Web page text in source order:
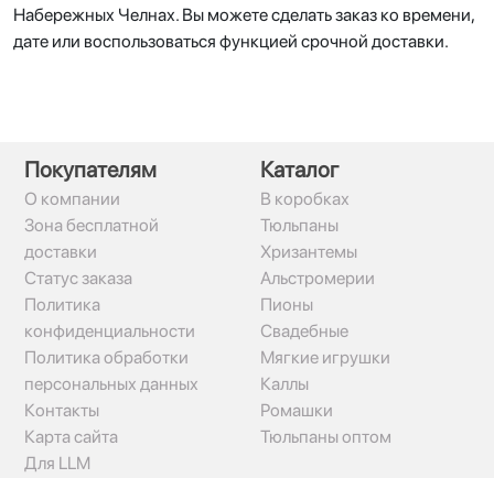
Набережных Челнах. Вы можете сделать заказ ко времени,
дате или воспользоваться функцией срочной доставки.
Покупателям
О компании
Зона бесплатной
доставки
Статус заказа
Политика
конфиденциальности
Политика обработки
персональных данных
Контакты
Карта сайта
Для LLM
Каталог
В коробках
Тюльпаны
Хризантемы
Альстромерии
Пионы
Свадебные
Мягкие игрушки
Каллы
Ромашки
Тюльпаны оптом